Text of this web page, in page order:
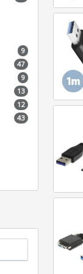
9
47
9
13
12
43